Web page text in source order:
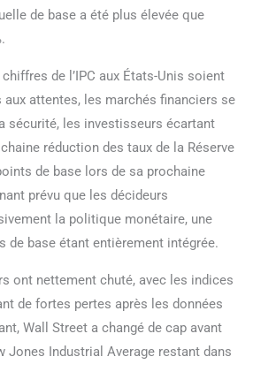
de base a été plus élevée que
de l’IPC aux États-Unis soient
aux attentes, les marchés financiers se
sécurité, les investisseurs écartant
réduction des taux de la Réserve
de base lors de sa prochaine
prévu que les décideurs
la politique monétaire, une
de base étant entièrement intégrée.
ont nettement chuté, avec les indices
de fortes pertes après les données
Wall Street a changé de cap avant
Jones Industrial Average restant dans